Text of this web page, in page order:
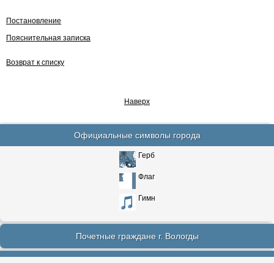
Постановление
Пояснительная записка
Возврат к списку
Наверх
Официальные символы города
Герб
Флаг
Гимн
Почетные граждане г. Вологды